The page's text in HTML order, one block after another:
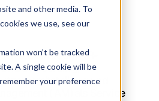
and other media. To
we use, see our
won’t be tracked
A single cookie will be
your preference
mit Corma, um HR-
und
(IAM) als Service